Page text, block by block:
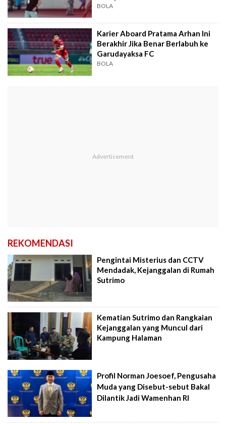
BOLA
Karier Aboard Pratama Arhan Ini
Berakhir Jika Benar Berlabuh ke
Garudayaksa FC
BOLA
REKOMENDASI
Pengintai Misterius dan CCTV
Mendadak, Kejanggalan di Rumah
Sutrimo
Kematian Sutrimo dan Rangkaian
Kejanggalan yang Muncul dari
Kampung Halaman
Profil Norman Joesoef, Pengusaha
Muda yang Disebut-sebut Bakal
Dilantik Jadi Wamenhan RI